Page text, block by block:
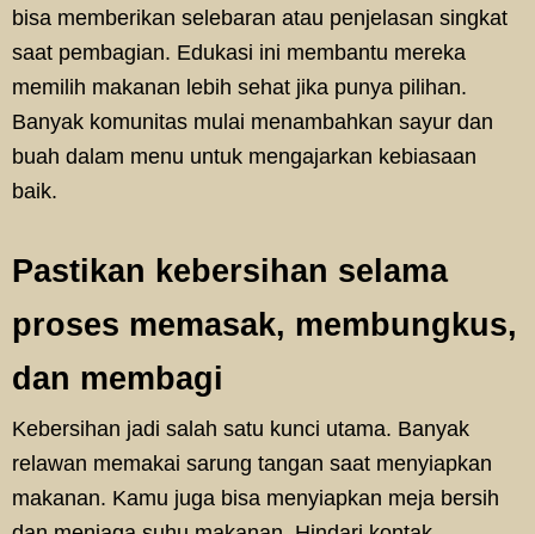
bisa memberikan selebaran atau penjelasan singkat
saat pembagian. Edukasi ini membantu mereka
memilih makanan lebih sehat jika punya pilihan.
Banyak komunitas mulai menambahkan sayur dan
buah dalam menu untuk mengajarkan kebiasaan
baik.
Pastikan kebersihan selama
proses memasak, membungkus,
dan membagi
Kebersihan jadi salah satu kunci utama. Banyak
relawan memakai sarung tangan saat menyiapkan
makanan. Kamu juga bisa menyiapkan meja bersih